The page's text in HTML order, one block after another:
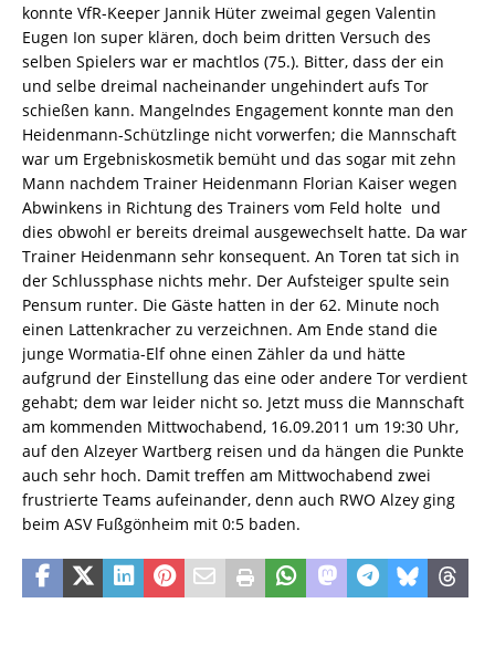
konnte VfR-Keeper Jannik Hüter zweimal gegen Valentin
Eugen Ion super klären, doch beim dritten Versuch des
selben Spielers war er machtlos (75.). Bitter, dass der ein
und selbe dreimal nacheinander ungehindert aufs Tor
schießen kann. Mangelndes Engagement konnte man den
Heidenmann-Schützlinge nicht vorwerfen; die Mannschaft
war um Ergebniskosmetik bemüht und das sogar mit zehn
Mann nachdem Trainer Heidenmann Florian Kaiser wegen
Abwinkens in Richtung des Trainers vom Feld holte  und
dies obwohl er bereits dreimal ausgewechselt hatte. Da war
Trainer Heidenmann sehr konsequent. An Toren tat sich in
der Schlussphase nichts mehr. Der Aufsteiger spulte sein
Pensum runter. Die Gäste hatten in der 62. Minute noch
einen Lattenkracher zu verzeichnen. Am Ende stand die
junge Wormatia-Elf ohne einen Zähler da und hätte
aufgrund der Einstellung das eine oder andere Tor verdient
gehabt; dem war leider nicht so. Jetzt muss die Mannschaft
am kommenden Mittwochabend, 16.09.2011 um 19:30 Uhr,
auf den Alzeyer Wartberg reisen und da hängen die Punkte
auch sehr hoch. Damit treffen am Mittwochabend zwei
frustrierte Teams aufeinander, denn auch RWO Alzey ging
beim ASV Fußgönheim mit 0:5 baden.